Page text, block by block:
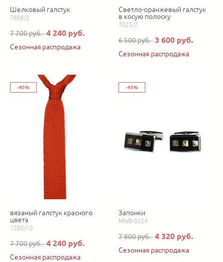
Шелковый галстук
7606/2
7 700 руб.4 240 руб.
Сезонная распродажа
Светло-оранжевый галстук
в косую полоску
7025/2
6 500 руб. 3 600 руб.
Сезонная распродажа
-45%
вязаный галстук красного
цвета
1295/10
7 700 руб.4 240 руб.
Сезонная распродажа
-45%
Запонки
MW8-0324
7 800 руб. 4 320 руб.
Сезонная распродажа